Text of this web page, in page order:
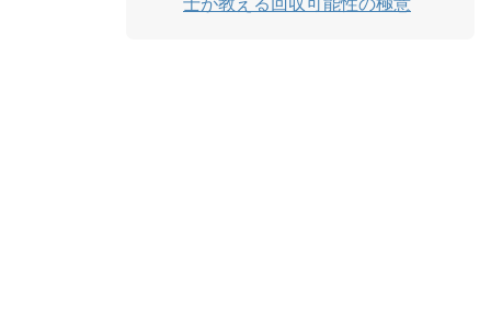
士が教える回収可能性の極意